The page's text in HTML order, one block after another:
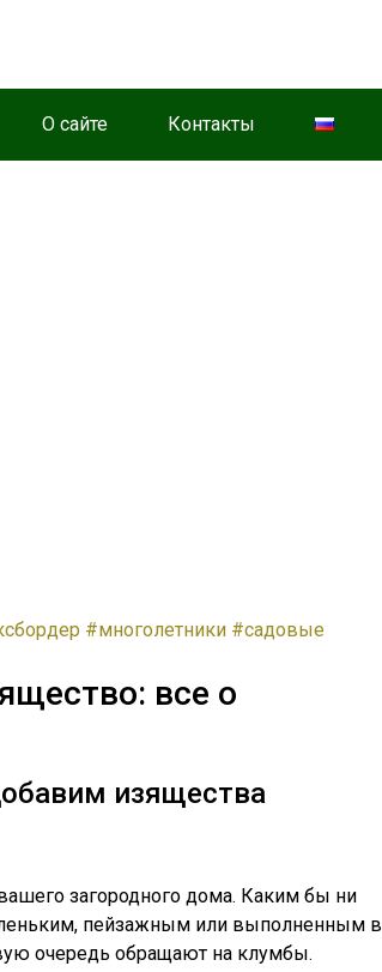
О сайте Контакты
#многолетники #садовые
все о
изящества
загородного дома. Каким бы ни
пейзажным или выполненным в
очередь обращают на клумбы.